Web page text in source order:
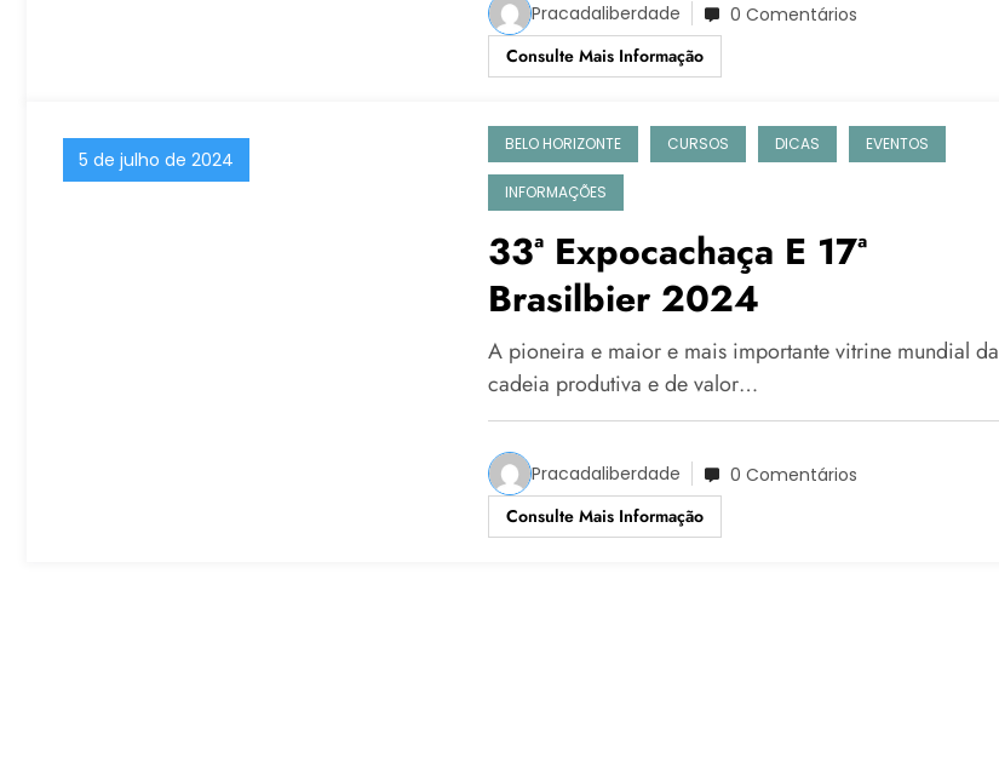
Pracadaliberdade
0 Comentários
Consulte Mais Informação
5 de julho de 2024
BELO HORIZONTE CURSOS DICAS EVENTOS
INFORMAÇÕES
33ª Expocachaça E 17ª
Brasilbier 2024
A pioneira e maior e mais importante vitrine mundial da
cadeia produtiva e de valor…
Pracadaliberdade
0 Comentários
Consulte Mais Informação